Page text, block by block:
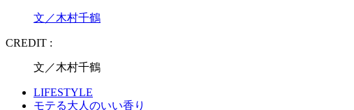
文／木村千鶴
CREDIT :
文／木村千鶴
LIFESTYLE
モテる大人のいい香り